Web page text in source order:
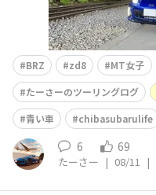
BRZ zd8 MT女子
たーさーのツーリングログ
青い車
chibasubarulife
6 69
たーさー | 08/11 |